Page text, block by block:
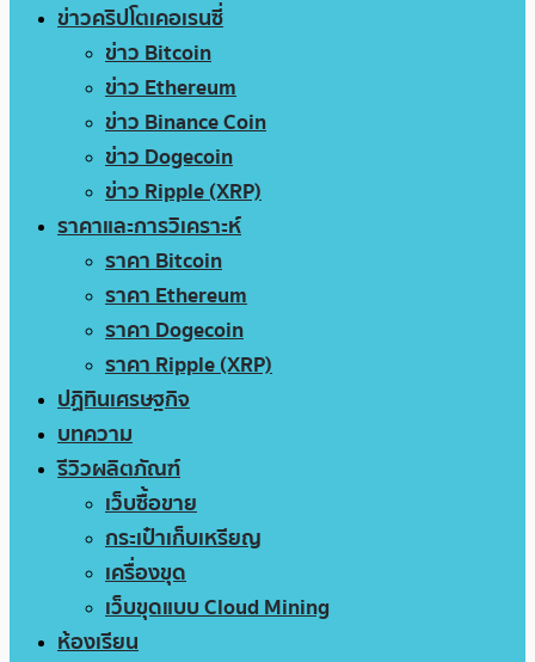
ข่าวคริปโตเคอเรนซี่
ข่าว Bitcoin
ข่าว Ethereum
ข่าว Binance Coin
ข่าว Dogecoin
ข่าว Ripple (XRP)
ราคาและการวิเคราะห์
ราคา Bitcoin
ราคา Ethereum
ราคา Dogecoin
ราคา Ripple (XRP)
ปฏิทินเศรษฐกิจ
บทความ
รีวิวผลิตภัณฑ์
เว็บซื้อขาย
กระเป๋าเก็บเหรียญ
เครื่องขุด
เว็บขุดแบบ Cloud Mining
ห้องเรียน